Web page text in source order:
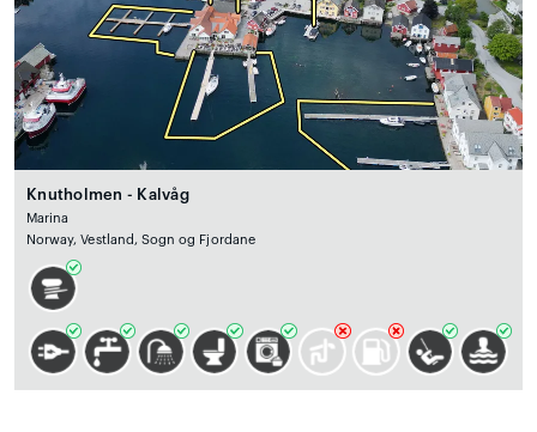
Knutholmen - Kalvåg
Marina
Norway, Vestland, Sogn og Fjordane